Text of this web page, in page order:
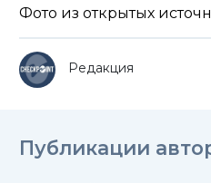
Фото из открытых
Редакция
Публикации